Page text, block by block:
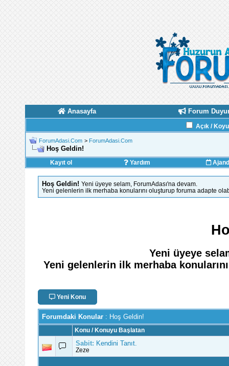
Anasayfa Forum
Açık /
ForumAdasi.Com > ForumAdasi.Com
Hoş Geldin!
Kayıt ol Yardım
Hoş Geldin! Yeni üyeye selam, ForumAdası'na devam.
Yeni gelenlerin ilk merhaba konularını oluşturup foruma adapte
Yeni üyeye
Yeni gelenlerin ilk merhaba
Yeni Konu
Forumdaki Konular : Hoş Geldin!
Konu / Konuyu Başlatan
Sabit: Kendini Tanıt.
Zeze